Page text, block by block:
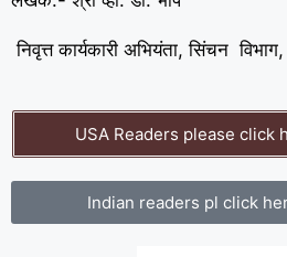
निवृत्त कार्यकारी अभियंता, सिंचन विभाग,
USA Readers please click
Indian readers pl click